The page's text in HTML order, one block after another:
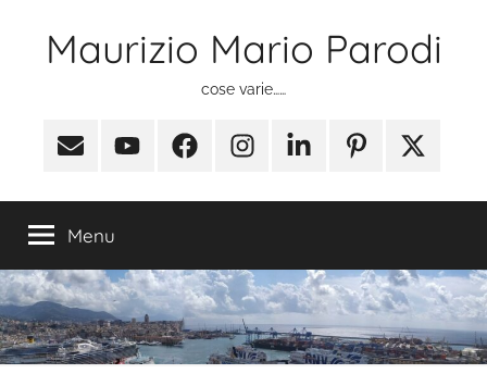
Maurizio Mario Parodi
cose varie……
Email YoutubeFacebookInstagramLinkedinPinterest
X
Twitter)
Menu